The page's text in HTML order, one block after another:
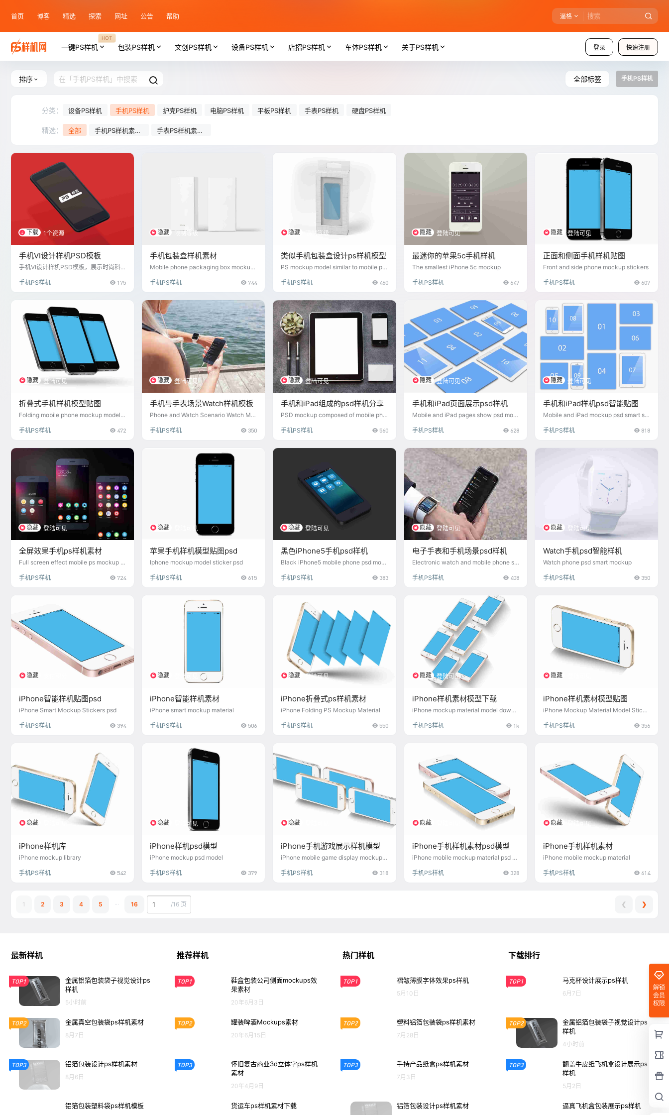
首页 博客 精选 探索 网址 公告 帮助 逼格
登录 快速注册
一键PS样机
HOT
包装PS样机 文创PS样机 设备PS样机 店招PS样机 车体PS样机 关于PS样机
排序 全部标签 手机PS样机
分类： 设备PS样机 手机PS样机 护壳PS样机 电脑PS样机 平板PS样机 手表PS样机 硬盘PS样机
精选： 全部
手机PS样机素
多视角展示样
手表PS样机素
下载 1个资源
手机VI设计样机PSD模板
手机VI设计样机PSD模板，展示时尚科
产品展示等场合，多种展示角度和细节
展示，让您的手机产品更具吸引力。
手机PS样机 175
隐藏 限制等级
手机包装盒样机素材
Mobile phone packaging box mockup
手机PS样机
744
隐藏 限制等级
类似手机包装盒设计ps样机模型
PS mockup model similar to mobile ph
手机PS样机
460
隐藏 登陆可见
最迷你的苹果5c手机样机
The smallest iPhone 5c mockup
手机PS样机 647
隐藏 登陆可见
正面和侧面手机样机贴图
Front and side phone mockup stickers
手机PS样机 607
隐藏 登陆可见
折叠式手机样机模型贴图
Folding mobile phone mockup model s
手机PS样机
472
隐藏 登陆可见
手机与手表场景Watch样机模板
Phone and Watch Scenario Watch Mo
手机PS样机
350
隐藏 登陆可见
手机和iPad组成的psd样机分享
PSD mockup composed of mobile pho
手机PS样机
560
隐藏 登陆可见
手机和iPad页面展示psd样机
Mobile and iPad pages show psd moc
手机PS样机
628
隐藏 登陆可见
手机和iPad样机psd智能贴图
Mobile and iPad mockup psd smart sti
手机PS样机
818
隐藏 登陆可见
全屏效果手机ps样机素材
Full screen effect mobile ps mockup m
手机PS样机
724
隐藏 登陆可见
苹果手机样机模型贴图psd
Iphone mockup model sticker psd
手机PS样机 615
隐藏 登陆可见
黑色iPhone5手机psd样机
Black iPhone5 mobile phone psd moc
手机PS样机
383
隐藏 登陆可见
电子手表和手机场景psd样机
Electronic watch and mobile phone sc
手机PS样机
408
隐藏 登陆可见
Watch手机psd智能样机
Watch phone psd smart mockup
手机PS样机 350
隐藏
iPhone智能样机贴图psd
iPhone Smart Mockup Stickers psd
手机PS样机 394
隐藏 登陆可见
iPhone智能样机素材
iPhone smart mockup material
手机PS样机 506
隐藏 登陆可见
iPhone折叠式ps样机素材
iPhone Folding PS Mockup Material
手机PS样机 550
隐藏 登陆可见
iPhone样机素材模型下载
iPhone mockup material model downl
手机PS样机
1k
隐藏
iPhone样机素材模型贴图
iPhone Mockup Material Model Sticke
手机PS样机
356
隐藏
iPhone样机库
iPhone mockup library
手机PS样机 542
隐藏 登陆可见
iPhone样机psd模型
iPhone mockup psd model
手机PS样机 379
隐藏
iPhone手机游戏展示样机模型
iPhone mobile game display mockup
手机PS样机
318
隐藏
iPhone手机样机素材psd模型
iPhone mobile mockup material psd m
手机PS样机
328
隐藏 登陆可见
iPhone手机样机素材
iPhone mobile mockup material
手机PS样机 614
1 2 3 4 5 16 /16 页 ❮ ❯
解锁
会员
权限
最新样机
TOP1
金属铝箔包装袋子视觉设计ps
样机
5小时前
TOP2 金属真空包装袋ps样机素材
8月7日
TOP3 铝箔包装设计ps样机素材
8月6日
铝箔包装塑料袋ps样机模板
推荐样机
TOP1
鞋盒包装公司侧面mockups效
果素材
20年6月3日
TOP2 罐装啤酒Mockups素材
20年6月15日
TOP3
怀旧复古商业3d立体字ps样机
素材
20年4月9日
货运车ps样机素材下载
热门样机
TOP1 褶皱薄膜字体效果ps样机
5月10日
TOP2 塑料铝箔包装袋ps样机素材
7月28日
TOP3 手持产品纸盒ps样机素材
7月3日
铝箔包装设计ps样机素材
下载排行
TOP1 马克杯设计展示ps样机
6月7日
TOP2
金属铝箔包装袋子视觉设计ps
样机
4小时前
TOP3
翻盖牛皮纸飞机盒设计展示ps
样机
5月2日
逼真飞机盒包装展示ps样机